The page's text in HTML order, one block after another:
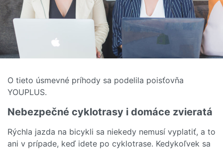
O tieto úsmevné príhody sa podelila poisťovňa
YOUPLUS.
Nebezpečné cyklotrasy i domáce zvieratá
Rýchla jazda na bicykli sa niekedy nemusí vyplatiť, a to
ani v prípade, keď idete po cyklotrase. Kedykoľvek sa